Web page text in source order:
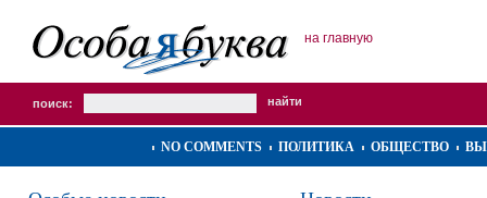
на главную
поиск:
NO COMMENTS ПОЛИТИКА ОБЩЕСТВО